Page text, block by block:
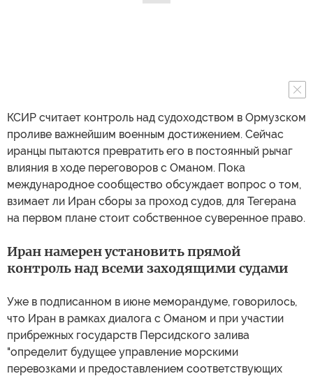
КСИР считает контроль над судоходством в Ормузском
проливе важнейшим военным достижением. Сейчас
иранцы пытаются превратить его в постоянный рычаг
влияния в ходе переговоров с Оманом. Пока
международное сообщество обсуждает вопрос о том,
взимает ли Иран сборы за проход судов, для Тегерана
на первом плане стоит собственное суверенное право.
Иран намерен установить прямой
контроль над всеми заходящими судами
Уже в подписанном в июне меморандуме, говорилось,
что Иран в рамках диалога с Оманом и при участии
прибрежных государств Персидского залива
"определит будущее управление морскими
перевозками и предоставлением соответствующих